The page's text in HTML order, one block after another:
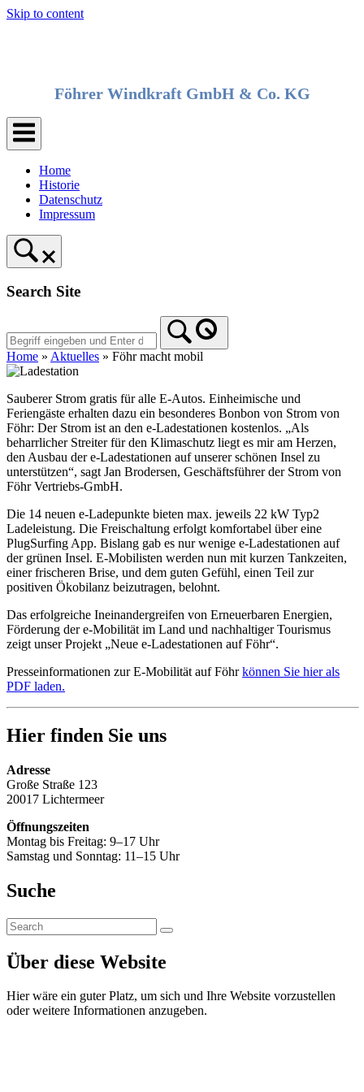
Skip to content
Föhrer Windkraft GmbH & Co. KG
Home
Historie
Datenschutz
Impressum
Search Site
Home » Aktuelles » Föhr macht mobil
Sauberer Strom gratis für alle E-Autos. Einheimische und
Feriengäste erhalten dazu ein besonderes Bonbon von Strom von
Föhr: Der Strom ist an den e-Ladestationen kostenlos. „Als
beharrlicher Streiter für den Klimaschutz liegt es mir am Herzen,
den Ausbau der e-Ladestationen auf unserer schönen Insel zu
unterstützen“, sagt Jan Brodersen, Geschäftsführer der Strom von
Föhr Vertriebs-GmbH.
Die 14 neuen e-Ladepunkte bieten max. jeweils 22 kW Typ2
Ladeleistung. Die Freischaltung erfolgt komfortabel über eine
PlugSurfing App. Bislang gab es nur wenige e-Ladestationen auf
der grünen Insel. E-Mobilisten werden nun mit kurzen Tankzeiten,
einer frischeren Brise, und dem guten Gefühl, einen Teil zur
positiven Ökobilanz beizutragen, belohnt.
Das erfolgreiche Ineinandergreifen von Erneuerbaren Energien,
Förderung der e-Mobilität im Land und nachhaltiger Tourismus
zeigt unser Projekt „Neue e-Ladestationen auf Föhr“.
Presseinformationen zur E-Mobilität auf Föhrkönnen Sie hier als
PDF laden.
Hier finden Sie uns
Adresse
Große Straße 123
20017 Lichtermeer
Öffnungszeiten
Montag bis Freitag: 9–17 Uhr
Samstag und Sonntag: 11–15 Uhr
Suche
Über diese Website
Hier wäre ein guter Platz, um sich und Ihre Website vorzustellen
oder weitere Informationen anzugeben.